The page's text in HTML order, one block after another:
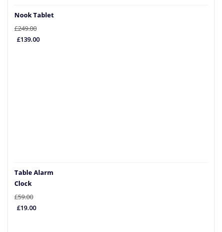
Nook Tablet
£249.00
El£139.00
Table Alarm
Clock
£59.00
El£19.00